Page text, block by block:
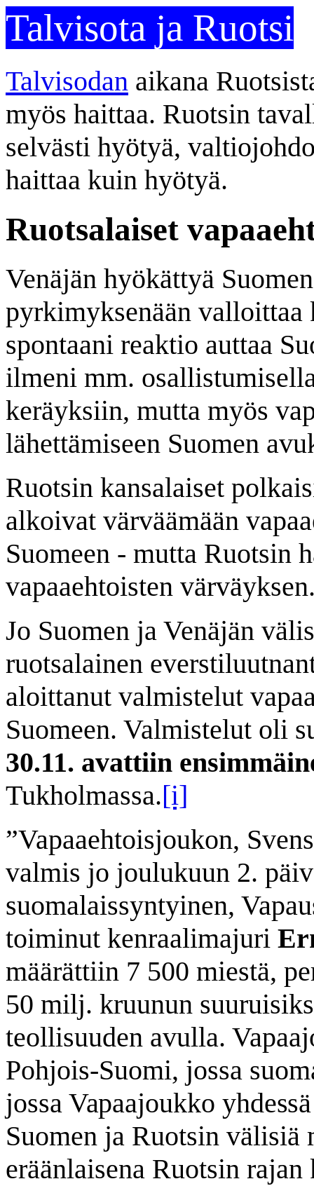
Talvisota ja Ruotsi
Talvisodan aikana
myös haittaa. Ruotsin
selvästi hyötyä,
haittaa kuin hyötyä.
Ruotsalaiset
Venäjän hyökättyä
pyrkimyksenään
spontaani reaktio auttaa
ilmeni mm.
keräyksiin, mutta myös
lähettämiseen Suomen
Ruotsin kansalaiset
alkoivat värväämään
Suomeen - mutta Ruotsin
vapaaehtoisten
Jo Suomen ja Venäjän
ruotsalainen
aloittanut valmistelut
Suomeen. Valmistelut oli
30.11. avattiin
Tukholmassa.[i]
”Vapaaehtoisjoukon,
valmis jo joulukuun 2.
suomalaissyntyinen,
toiminut kenraalimajuri
määrättiin 7 500 miestä,
50 milj. kruunun
teollisuuden avulla.
Pohjois-Suomi, jossa
jossa Vapaajoukko
Suomen ja Ruotsin välisiä
eräänlaisena Ruotsin rajan